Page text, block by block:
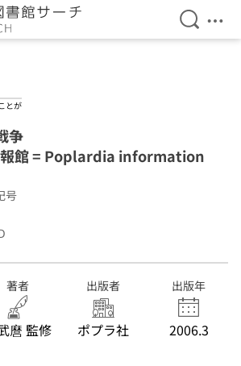
検索を
メ
とが
争
報館 = Poplardia information
号
著者
麿 監修
出版者
ポプラ社
出版年
2006.3